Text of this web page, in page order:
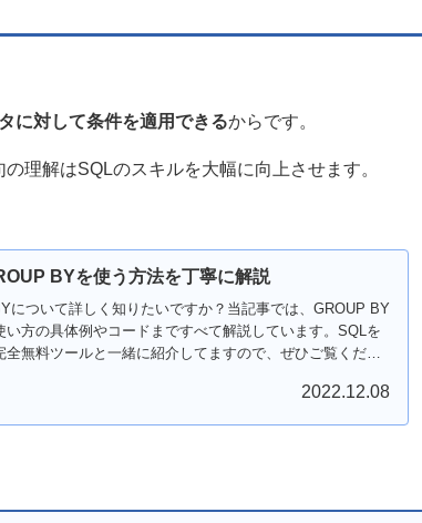
に対して条件を適用できるからです。
理解はSQLのスキルを大幅に向上させます。
BYを使う方法を丁寧に解説
について詳しく知りたいですか？当記事では、GROUP BY
い方の具体例やコードまですべて解説しています。SQLを
無料ツールと一緒に紹介してますので、ぜひご覧くださ
2022.12.08